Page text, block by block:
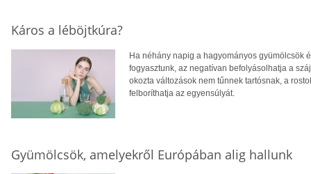
Káros a léböjtkúra?
Ha néhány napig a hagyományos gyümölcsök
fogyasztunk, az negatívan befolyásolhatja a
okozta változások nem tűnnek tartósnak, a
felboríthatja az egyensúlyát.
Gyümölcsök, amelyekről Európában alig hallunk